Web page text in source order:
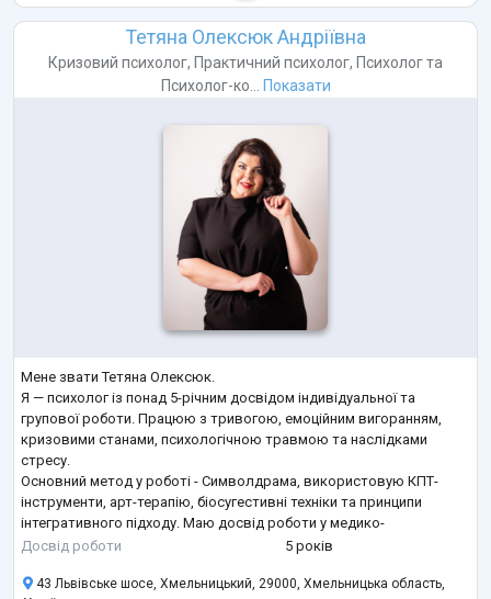
Тетяна Олексюк Андріївна
Кризовий психолог, Практичний психолог, Психологта
Психолог-ко...
Показати
Мене звати Тетяна Олексюк.
Я — психолог із понад 5-річним досвідом індивідуальної та
групової роботи. Працюю з тривогою, емоційним вигоранням,
кризовими станами, психологічною травмою та наслідками
стресу.
Основний метод у роботі - Символдрама, використовую КПТ-
інструменти, арт-терапію, біосугестивні техніки та принципи
інтегративного підходу. Маю досвід роботи у медико-
психологічних бригадах, з внутрішньо переміщеними особами та в
Працюю м’яко, уважно й професійно, створюючи безпечний
Досвід роботи 5 років
43 Львівське шосе, Хмельницький, 29000, Хмельницька область,